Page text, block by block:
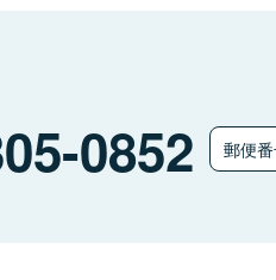
0852 郵便